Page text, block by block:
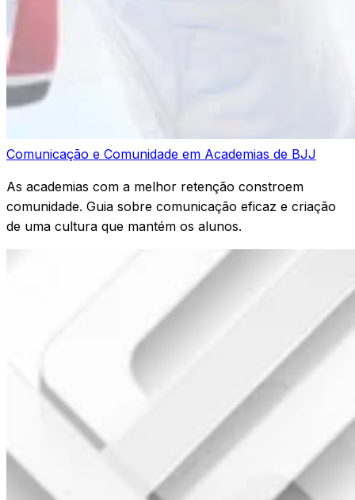
Comunicação e Comunidade em Academias de BJJ
As academias com a melhor retenção constroem
comunidade. Guia sobre comunicação eficaz e criação
de uma cultura que mantém os alunos.